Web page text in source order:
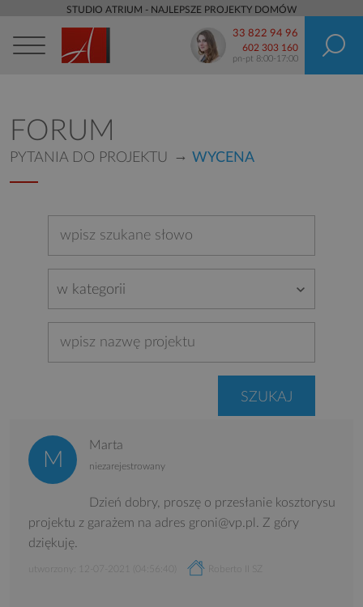
STUDIO ATRIUM - NAJLEPSZE PROJEKTY DOMÓW
33 822 94 96
602 303 160
pn-pt 8:00-17:00
FORUM
PYTANIA DO PROJEKTU WYCENA
w kategorii
Marta
niezarejestrowany
Dzień dobry, proszę o przesłanie kosztorysu
projektu z garażem na adres groni@vp.pl. Z góry
dziękuję.
utworzony: 12-07-2021 (04:56:40) Roberto II SZ